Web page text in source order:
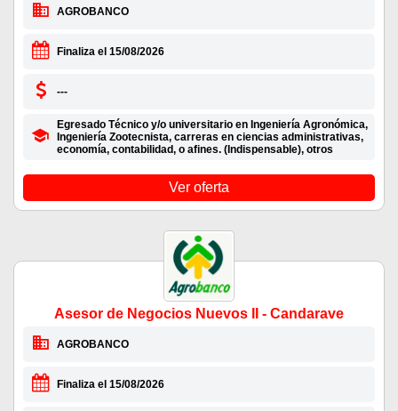
AGROBANCO
Finaliza el 15/08/2026
---
Egresado Técnico y/o universitario en Ingeniería Agronómica,
Ingeniería Zootecnista, carreras en ciencias administrativas,
economía, contabilidad, o afines. (Indispensable), otros
Ver oferta
Asesor de Negocios Nuevos II - Candarave
AGROBANCO
Finaliza el 15/08/2026